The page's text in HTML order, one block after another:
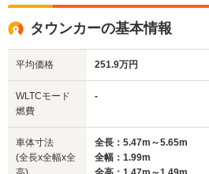
サイズ
(全長x全幅x全高)
全高
タウンカーの基本情報
平均価格 251.9万円
WLTCモード
燃費
-
車体寸法
(全長x全幅x全
全長：5.47m～5.65m
全幅：1.99m